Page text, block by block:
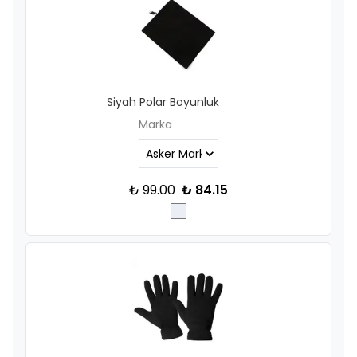
Siyah Polar Boyunluk
Marka
₺ 99.00 ₺ 84.15